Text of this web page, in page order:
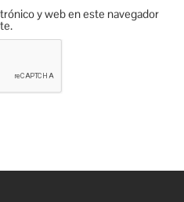
y web en este navegador